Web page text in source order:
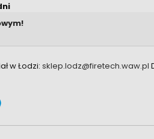
w Łodzi: sklep.lodz@firetech.waw.pl